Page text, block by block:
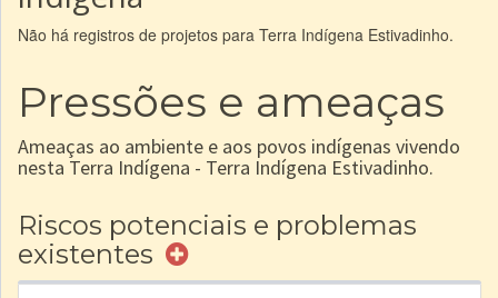
Não há registros de projetos para Terra Indígena Estivadinho.
Pressões e ameaças
Ameaças ao ambiente e aos povos indígenas vivendo
nesta Terra Indígena - Terra Indígena Estivadinho.
Riscos potenciais e problemas
existentes